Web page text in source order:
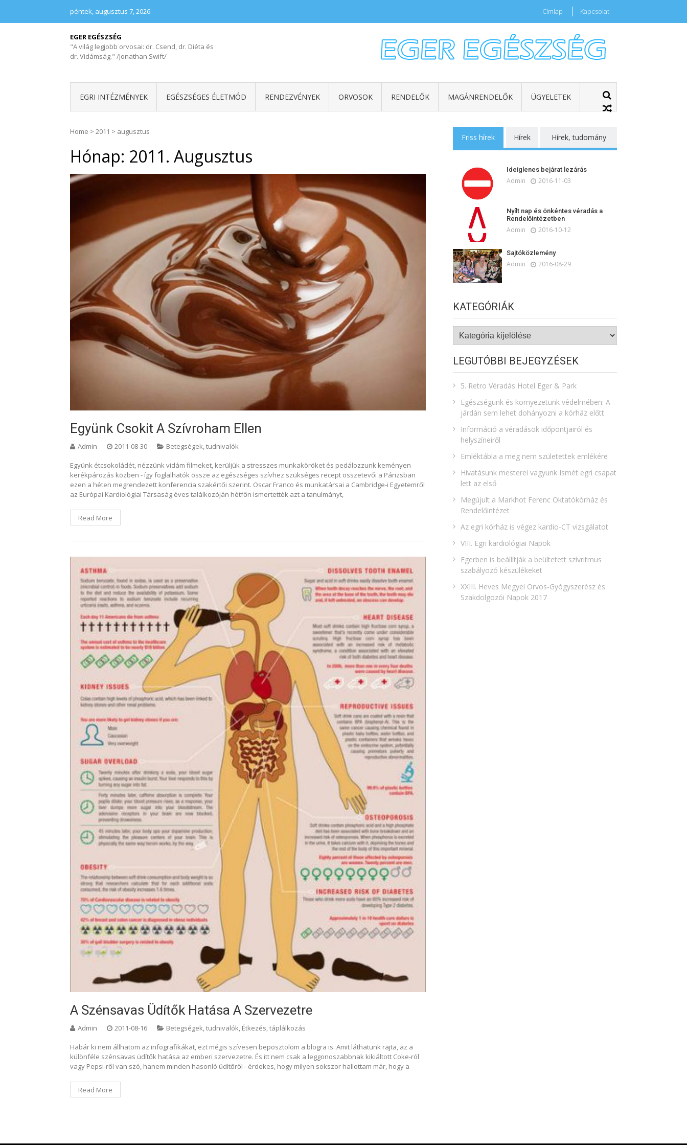
péntek, augusztus 7, 2026 Címlap Kapcsolat
EGER EGÉSZSÉG
"A világ legjobb orvosai: dr. Csend, dr. Diéta és
dr. Vidámság." /Jonathan Swift/
EGRI INTÉZMÉNYEK EGÉSZSÉGES ÉLETMÓD RENDEZVÉNYEK ORVOSOK RENDELŐK MAGÁNRENDELŐK ÜGYELETEK
Home > 2011 > augusztus
Hónap: 2011. Augusztus
Együnk Csokit A Szívroham Ellen
Admin 2011-08-30 Betegségek, tudnivalók
Együnk étcsokoládét, nézzünk vidám filmeket, kerüljük a stresszes munkaköröket és pedálozzunk keményen
kerékpározás közben - így foglalhatók össze az egészséges szívhez szükséges recept összetevői a Párizsban
ezen a héten megrendezett konferencia szakértői szerint. Oscar Franco és munkatársai a Cambridge-i Egyetemről
az Európai Kardiológiai Társaság éves találkozóján hétfőn ismertették azt a tanulmányt,
Read More
A Szénsavas Üdítők Hatása A Szervezetre
Admin 2011-08-16 Betegségek, tudnivalók, Étkezés, táplálkozás
Habár ki nem állhatom az infografikákat, ezt mégis szívesen beposztolom a blogra is. Amit láthatunk rajta, az a
különféle szénsavas üdítők hatása az emberi szervezetre. És itt nem csak a leggonoszabbnak kikiáltott Coke-ról
vagy Pepsi-ről van szó, hanem minden hasonló üdítőről - érdekes, hogy milyen sokszor hallottam már, hogy a
Read More
Friss hírek Hírek Hírek, tudomány
Ideiglenes bejárat lezárás
Admin 2016-11-03
Nyílt nap és önkéntes véradás a
Rendelőintézetben
Admin 2016-10-12
Sajtóközlemény
Admin 2016-08-29
KATEGÓRIÁK
Kategóriák
LEGUTÓBBI BEJEGYZÉSEK
5. Retro Véradás Hotel Eger & Park
Egészségünk és környezetünk védelmében: A
járdán sem lehet dohányozni a kórház előtt
Információ a véradások időpontjairól és
helyszíneiről
Emléktábla a meg nem születettek emlékére​
Hivatásunk mesterei vagyunk Ismét egri csapat
lett az első
Megújult a Markhot Ferenc Oktatókórház és
Rendelőintézet
Az egri kórház is végez kardio-CT vizsgálatot
VIII. Egri kardiológiai Napok
Egerben is beállítják a beültetett szívritmus
szabályozó készülékeket
XXIII. Heves Megyei Orvos-Gyógyszerész és
Szakdolgozói Napok 2017